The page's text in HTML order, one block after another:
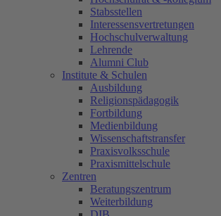
Stabsstellen
Interessensvertretungen
Hochschulverwaltung
Lehrende
Alumni Club
Institute & Schulen
Ausbildung
Religionspädagogik
Fortbildung
Medienbildung
Wissenschaftstransfer
Praxisvolksschule
Praxismittelschule
Zentren
Beratungszentrum
Weiterbildung